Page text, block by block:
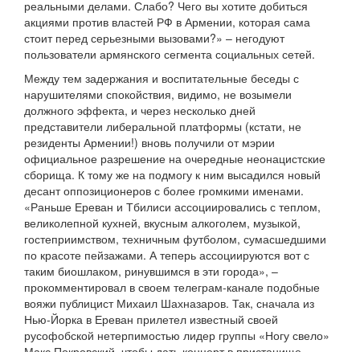
реальными делами. Слабо? Чего вы хотите добиться
акциями против властей РФ в Армении, которая сама
стоит перед серьезными вызовами?» – негодуют
пользователи армянского сегмента социальных сетей.
Между тем задержания и воспитательные беседы с
нарушителями спокойствия, видимо, не возымели
должного эффекта, и через несколько дней
представители либеральной платформы (кстати, не
резиденты Армении!) вновь получили от мэрии
официальное разрешение на очередные неонацистские
сборища. К тому же на подмогу к ним высадился новый
десант оппозиционеров с более громкими именами.
«Раньше Ереван и Тбилиси ассоциировались с теплом,
великолепной кухней, вкусным алкоголем, музыкой,
гостеприимством, техничным футболом, сумасшедшими
по красоте пейзажами. А теперь ассоциируются вот с
таким биошлаком, ринувшимся в эти города», –
прокомментировал в своем телеграм-канале подобные
вояжи публицист Михаил Шахназаров. Так, сначала из
Нью-Йорка в Ереван прилетел известный своей
русофобской нетерпимостью лидер группы «Ногу свело»